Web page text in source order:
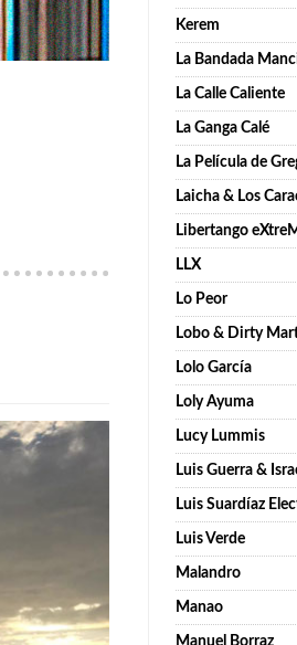
Kerem
La Bandada
La Calle Caliente
La Ganga Calé
La Película de
Laicha & Los
Libertango
LLX
Lo Peor
Lobo & Dirty
Lolo García
Loly Ayuma
Lucy Lummis
Luis Guerra &
Luis Suardíaz
Luis Verde
Malandro
Manao
Manuel Borraz